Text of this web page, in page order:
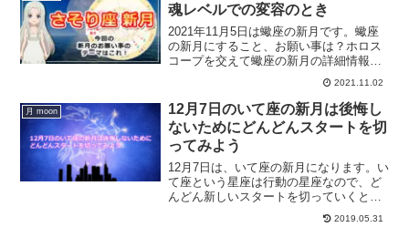
魂レベルでの変容のとき
2021年11月5日は蠍座の新月です。蠍座
の新月にすること、お願い事は？ホロス
コープを交えて蠍座の新月の詳細情報を
2021.11.02
月 moon
12月7日のいて座の新月は後悔し
ないためにどんどんスタートを切
ってみよう
12月7日は、いて座の新月になります。い
て座という星座は行動の星座なので、ど
んどん新しいスタートを切っていくと良
い時になります。いて座の新月にすると
2019.05.31